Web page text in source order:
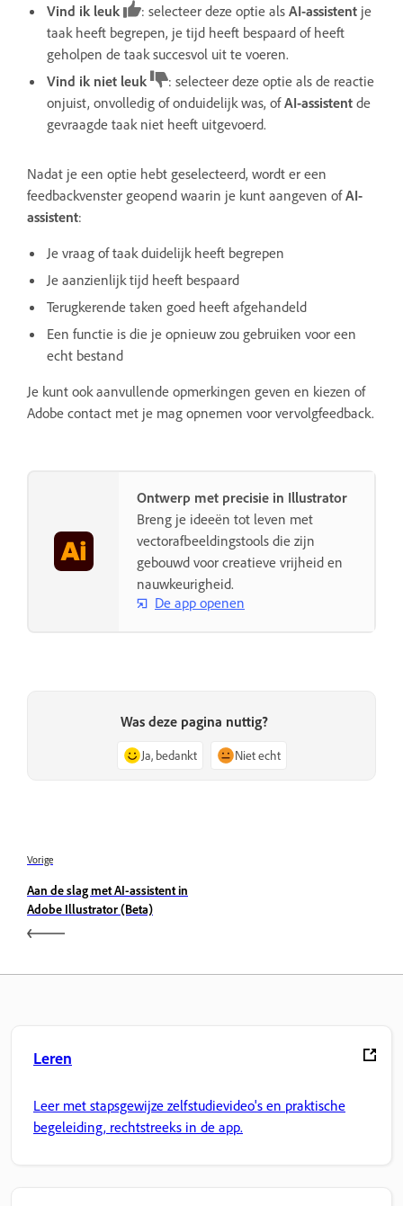
Vind ik leuk : selecteer deze optie als AI-assistent je
taak heeft begrepen, je tijd heeft bespaard of heeft
geholpen de taak succesvol uit te voeren.
Vind ik niet leuk
: selecteer deze optie als de reactie
onjuist, onvolledig of onduidelijk was, ofAI-assistent de
gevraagde taak niet heeft uitgevoerd.
Nadat je een optie hebt geselecteerd, wordt er een
feedbackvenster geopend waarin je kunt aangeven ofAI-
assistent:
Je vraag of taak duidelijk heeft begrepen
Je aanzienlijk tijd heeft bespaard
Terugkerende taken goed heeft afgehandeld
Een functie is die je opnieuw zou gebruiken voor een
echt bestand
Je kunt ook aanvullende opmerkingen geven en kiezen of
Adobe contact met je mag opnemen voor vervolgfeedback.
Ontwerp met precisie in Illustrator
Breng je ideeën tot leven met
vectorafbeeldingstools die zijn
gebouwd voor creatieve vrijheid en
nauwkeurigheid.
De app openen
Was deze pagina nuttig?
Ja, bedankt Niet echt
Vorige
Aan de slag met AI-assistent in
Adobe Illustrator (Beta)
Leren
Leer met stapsgewijze zelfstudievideo's en praktische
begeleiding, rechtstreeks in de app.